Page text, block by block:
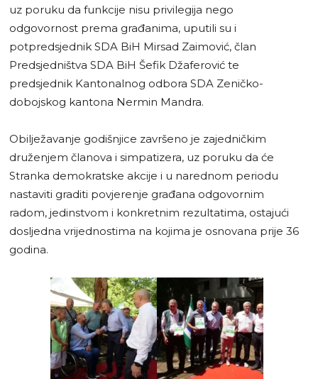
uz poruku da funkcije nisu privilegija nego
odgovornost prema građanima, uputili su i
potpredsjednik SDA BiH Mirsad Zaimović, član
Predsjedništva SDA BiH Šefik Džaferović te
predsjednik Kantonalnog odbora SDA Zeničko-
dobojskog kantona Nermin Mandra.
Obilježavanje godišnjice završeno je zajedničkim
druženjem članova i simpatizera, uz poruku da će
Stranka demokratske akcije i u narednom periodu
nastaviti graditi povjerenje građana odgovornim
radom, jedinstvom i konkretnim rezultatima, ostajući
dosljedna vrijednostima na kojima je osnovana prije 36
godina.